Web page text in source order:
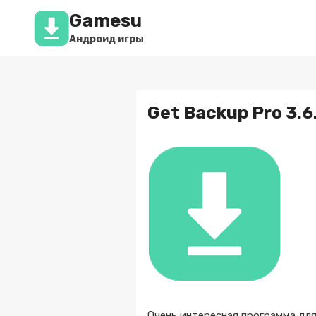
Перейти
содержимому
Gamesu
Андроид игры
Get Backup Pro